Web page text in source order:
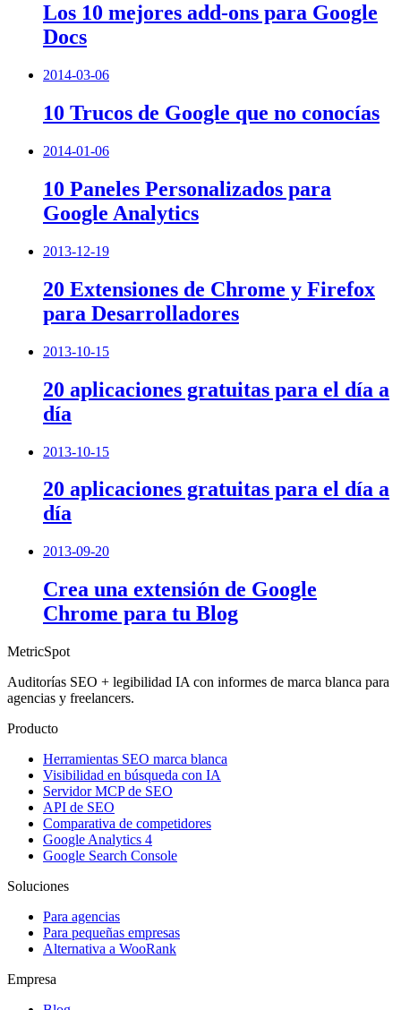
Los 10 mejores add-ons para Google
Docs
2014-03-06
10 Trucos de Google que no conocías
2014-01-06
10 Paneles Personalizados para
Google Analytics
2013-12-19
20 Extensiones de Chrome y Firefox
para Desarrolladores
2013-10-15
20 aplicaciones gratuitas para el día a
día
2013-10-15
20 aplicaciones gratuitas para el día a
día
2013-09-20
Crea una extensión de Google
Chrome para tu Blog
MetricSpot
Auditorías SEO + legibilidad IA con informes de marca blanca para
agencias y freelancers.
Producto
Herramientas SEO marca blanca
Visibilidad en búsqueda con IA
Servidor MCP de SEO
API de SEO
Comparativa de competidores
Google Analytics 4
Google Search Console
Soluciones
Para agencias
Para pequeñas empresas
Alternativa a WooRank
Empresa